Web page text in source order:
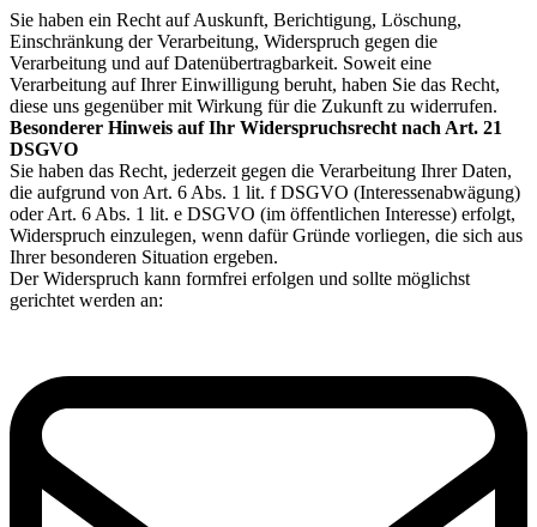
Vergangenheit liegenden Datenverarbeitungsvorgängen nicht aus.
Weitere Informationen zur Datennutzung durch Freshdesk erhalten
Sie in der Datenschutzerklärung von Freshdesk:
https://www.freshworks.com/de/crm/gdpr/
Sie haben ein Recht auf Auskunft, Berichtigung, Löschung,
Einschränkung der Verarbeitung, Widerspruch gegen die
Verarbeitung und auf Datenübertragbarkeit. Soweit eine
Verarbeitung auf Ihrer Einwilligung beruht, haben Sie das Recht,
diese uns gegenüber mit Wirkung für die Zukunft zu widerrufen.
Besonderer Hinweis auf Ihr Widerspruchsrecht nach Art. 21
DSGVO
Sie haben das Recht, jederzeit gegen die Verarbeitung Ihrer Daten,
die aufgrund von Art. 6 Abs. 1 lit. f DSGVO (Interessenabwägung)
oder Art. 6 Abs. 1 lit. e DSGVO (im öffentlichen Interesse) erfolgt,
Widerspruch einzulegen, wenn dafür Gründe vorliegen, die sich aus
Ihrer besonderen Situation ergeben.
Der Widerspruch kann formfrei erfolgen und sollte möglichst
gerichtet werden an: